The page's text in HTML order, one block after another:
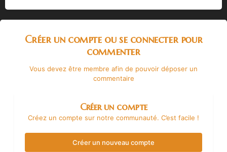
Créer un compte ou se connecter pour
commenter
Vous devez être membre afin de pouvoir déposer un
commentaire
Créer un compte
Créez un compte sur notre communauté. C’est facile !
Créer un nouveau compte